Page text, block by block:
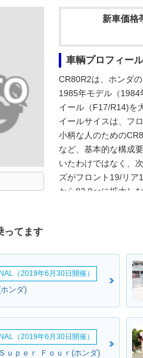
新車価格
車輌プロフィール
CR80R2は、ホンダ
1985年モデル（
イール（F17/R14)を
イールサイスは、フ
小柄な人のための
など、基本的な構成
いたわけではなく、
ズがフロント19/リ
から82.9ccに拡大し
ってます
（2019年6月30日開催）
ンダ)
（2019年6月30日開催）
ｕｐｅｒ Ｆｏｕｒ(ホンダ)